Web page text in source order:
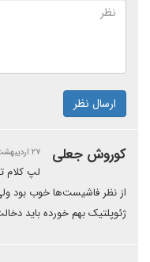
ارسال نظر
کوروش جعلی ۲۷ اردیبهشت ۱۴۰۳ | ۰۸:۴۷
از نظر فاشیست‌ها خوب بود
ژئوپلتیک بهم خورده باید